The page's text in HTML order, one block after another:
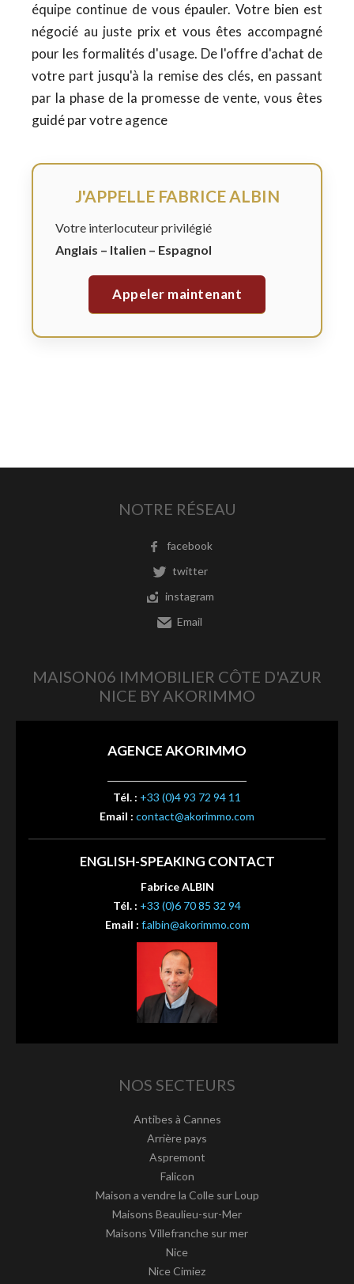
équipe continue de vous épauler. Votre bien est
négocié au juste prix et vous êtes accompagné
pour les formalités d'usage. De l'offre d'achat de
votre part jusqu'à la remise des clés, en passant
par la phase de la promesse de vente, vous êtes
guidé par votre agence
J'APPELLE FABRICE ALBIN
Votre interlocuteur privilégié
Anglais – Italien – Espagnol
Appeler maintenant
NOTRE RÉSEAU
facebook
twitter
instagram
Email
MAISON06 IMMOBILIER CÔTE D'AZUR
NICE BY AKORIMMO
AGENCE AKORIMMO
Tél. : +33 (0)4 93 72 94 11
Email : contact@akorimmo.com
ENGLISH-SPEAKING CONTACT
Fabrice ALBIN
Tél. : +33 (0)6 70 85 32 94
Email : f.albin@akorimmo.com
NOS SECTEURS
Antibes à Cannes
Arrière pays
Aspremont
Falicon
Maison a vendre la Colle sur Loup
Maisons Beaulieu-sur-Mer
Maisons Villefranche sur mer
Nice
Nice Cimiez